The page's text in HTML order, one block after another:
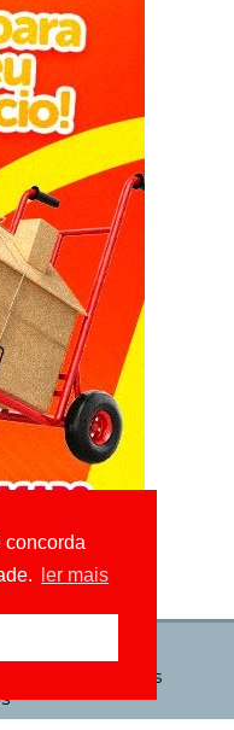
concorda
ler mais
- Todos os direitos